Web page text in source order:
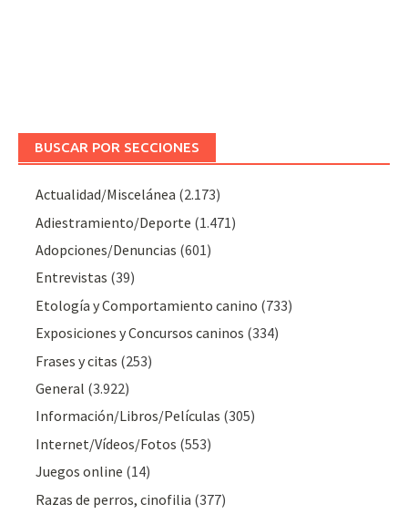
BUSCAR POR SECCIONES
Actualidad/Miscelánea (2.173)
Adiestramiento/Deporte (1.471)
Adopciones/Denuncias (601)
Entrevistas (39)
Etología y Comportamiento canino (733)
Exposiciones y Concursos caninos (334)
Frases y citas (253)
General (3.922)
Información/Libros/Películas (305)
Internet/Vídeos/Fotos (553)
Juegos online (14)
Razas de perros, cinofilia (377)